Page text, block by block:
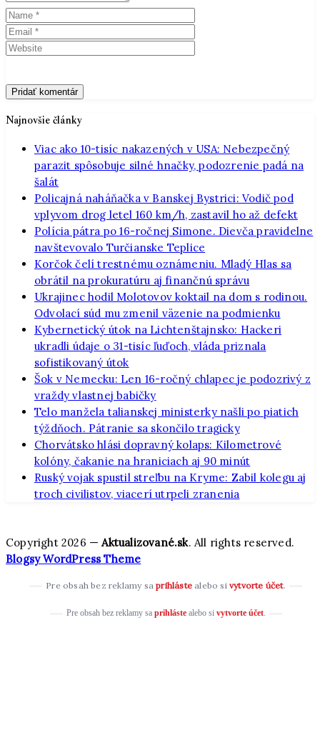
Najnovšie články
Viac ako 10-tisíc nakazených v USA: Nebezpečný
parazit spôsobuje silné hnačky, podozrenie padá na
šalát
Policajná naháňačka v Banskej Bystrici: Vodič pod
vplyvom drog letel 160 km/h, zastavil ho až defekt
Polícia pátra po 16-ročnej Simone. Dievča pravidelne
navštevovalo Turčianske Teplice
Korčok čelí trestnému oznámeniu. Mladý Hlas sa
obrátil na prokuratúru aj finančnú správu
Ukrajinec hodil Molotovov koktail na dom s rodinou.
Odvolací súd mu zmenil väzenie na podmienku
Kybernetický útok na Lichtenštajnsko: Hackeri
ukradli údaje o 31-tisíc ľuďoch, vláda priznala
sofistikovaný útok
Šok v Nemecku: Len 16-ročný chlapec je podozrivý z
vraždy vlastnej babičky
Telo manžela talianskej ministerky našli po piatich
týždňoch. Pátranie sa skončilo tragicky
Chorvátsko hlási dopravný kolaps: Kilometrové
kolóny, čakanie na hraniciach aj 90 minút
Ruský vojak spustil streľbu na Kryme: Zabil kolegu aj
troch civilistov, viacerí utrpeli zranenia
Copyright 2026 —Aktualizované.sk. All rights reserved.
Blogsy WordPress Theme
Pre obsah bez reklamy saprihláste alebo si vytvorte účet.